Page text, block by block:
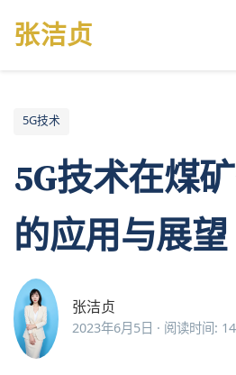
张洁贞
5G技术
5G技术在煤
的应用与展望
张洁贞
2023年6月5日 · 阅读时间: